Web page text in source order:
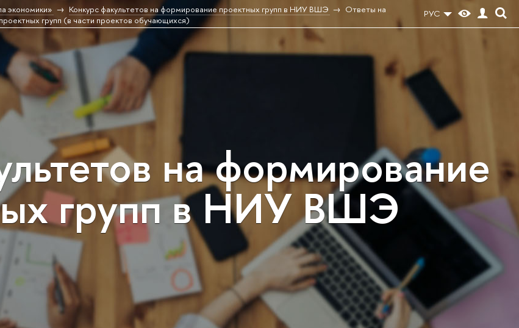
РУС
экономики» Конкурс факультетов на формирование проектных групп в НИУ ВШЭ
Ответы на
групп (в части проектов обучающихся)
на формирование
групп в НИУ ВШЭ